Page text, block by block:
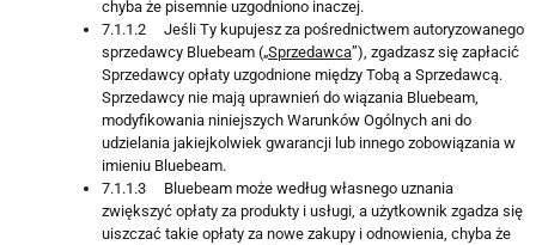
chyba że pisemnie uzgodniono inaczej.
7.1.1.2 Jeśli Ty kupujesz za pośrednictwem autoryzowanego
sprzedawcy Bluebeam („Sprzedawca”), zgadzasz się zapłacić
Sprzedawcy opłaty uzgodnione między Tobą a Sprzedawcą.
Sprzedawcy nie mają uprawnień do wiązania Bluebeam,
modyfikowania niniejszych Warunków Ogólnych ani do
udzielania jakiejkolwiek gwarancji lub innego zobowiązania w
imieniu Bluebeam.
7.1.1.3 Bluebeam może według własnego uznania
zwiększyć opłaty za produkty i usługi, a użytkownik zgadza się
uiszczać takie opłaty za nowe zakupy i odnowienia, chyba że